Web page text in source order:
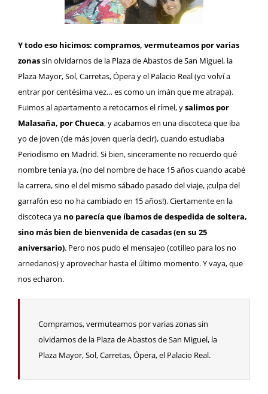
Y todo eso hicimos: compramos, vermuteamos por varias
zonassin olvidarnos de la Plaza de Abastos de San Miguel, la
Plaza Mayor, Sol, Carretas, Ópera y el Palacio Real(yo volví a
entrar por centésima vez… es como un imán que me atrapa).
Fuimos al apartamento a retocarnos el rímel, ysalimos por
Malasaña, por Chueca, y acabamos en una discoteca que iba
yo de joven (de más joven quería decir), cuando estudiaba
Periodismo en Madrid. Si bien, sinceramente no recuerdo qué
nombre tenía ya, (no del nombre de hace 15 años cuando acabé
la carrera, sino el del mismo sábado pasado del viaje, ¡culpa del
garrafón eso no ha cambiado en 15 años!). Ciertamente en la
discoteca ya no parecía que íbamos de despedida de soltera,
sino más bien de bienvenida de casadas (en su 25
aniversario). Pero nos pudo el mensajeo (cotilleo para los no
arnedanos) y aprovechar hasta el último momento. Y vaya, que
nos echaron.
Compramos, vermuteamos por varias zonas sin
olvidarnos de la Plaza de Abastos de San Miguel, la
Plaza Mayor, Sol, Carretas, Ópera, el Palacio Real.